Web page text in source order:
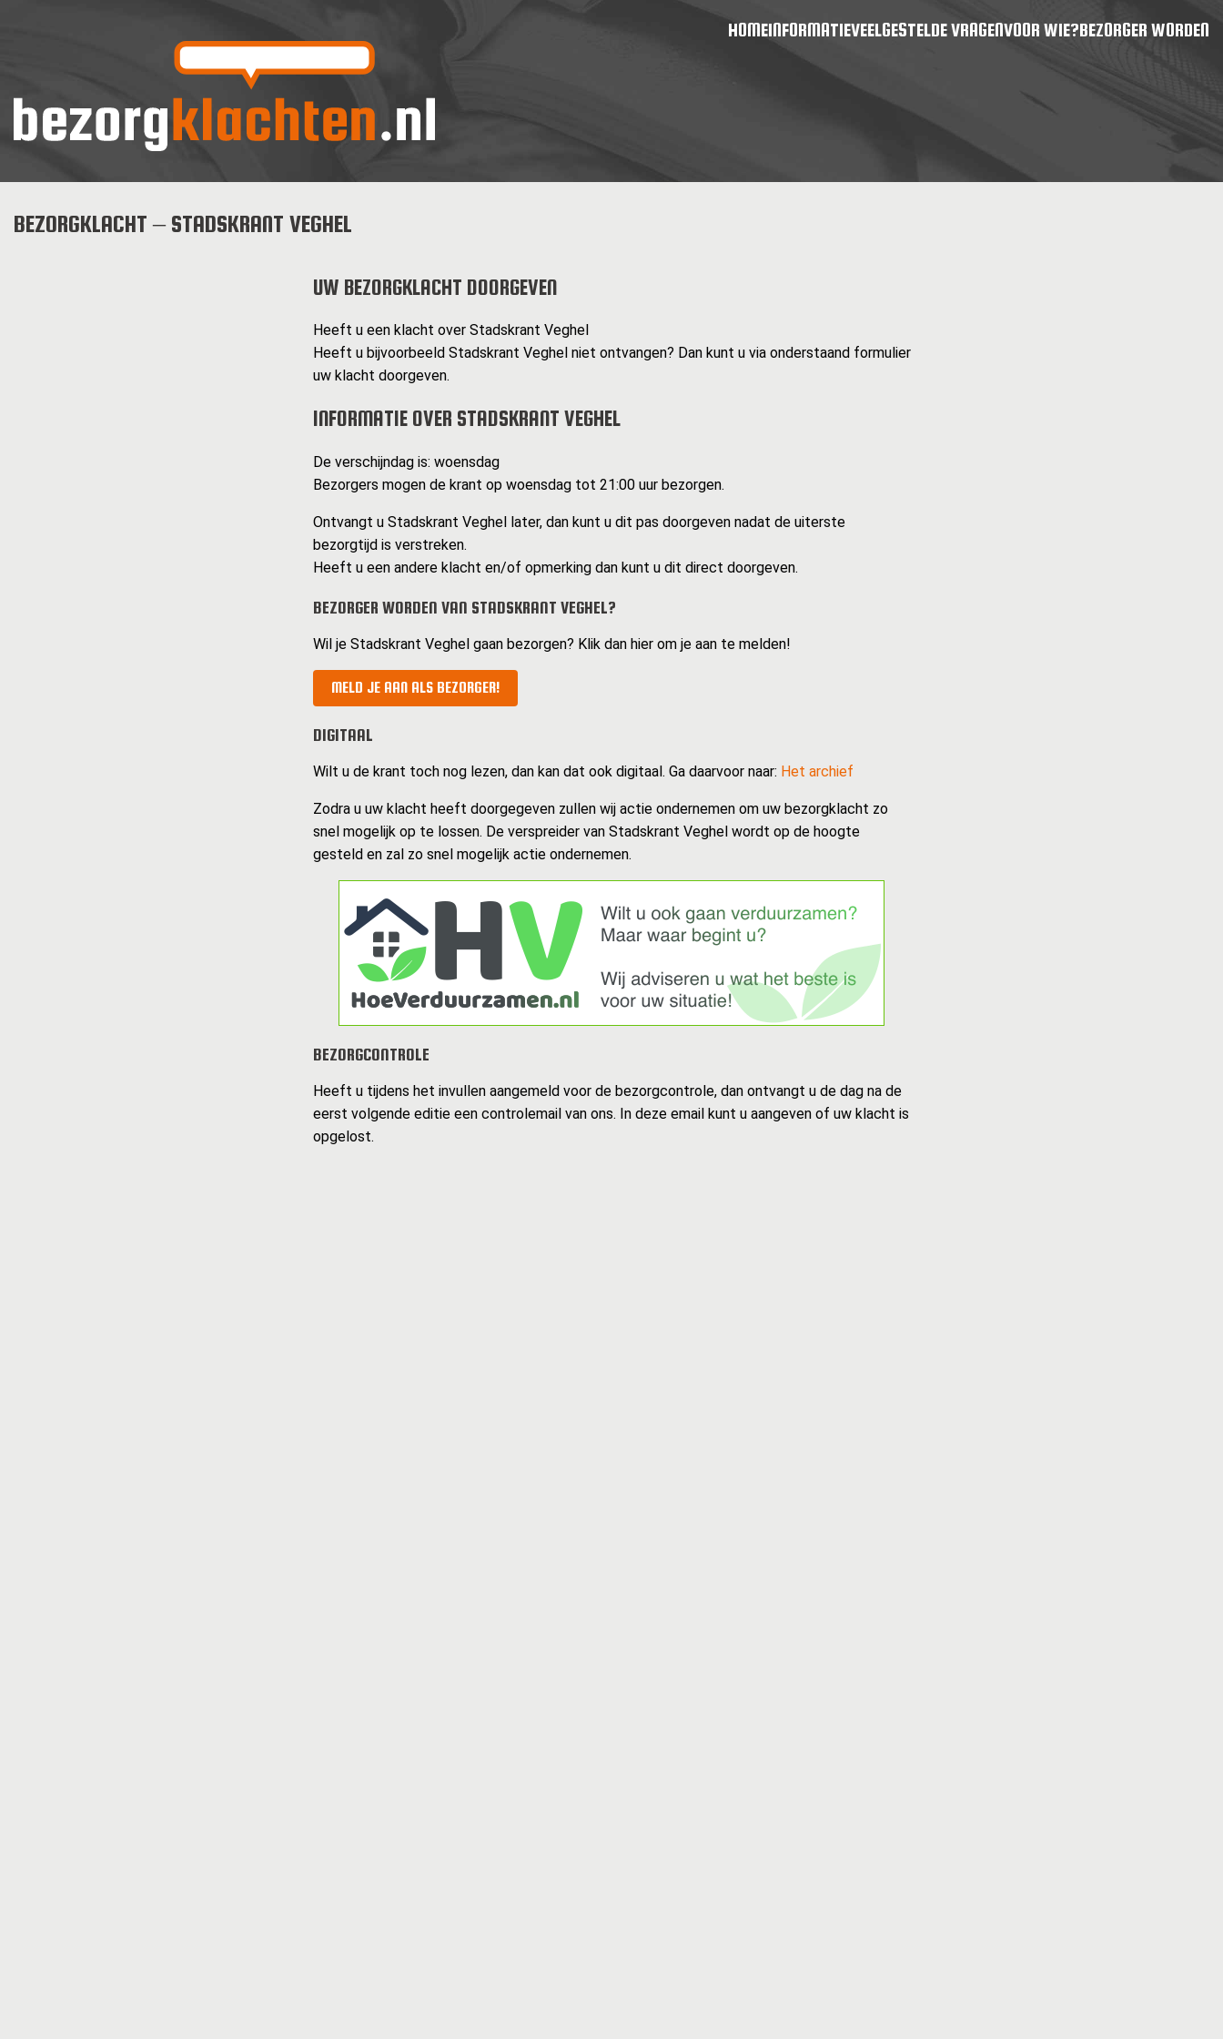
HOMEINFORMATIEVEELGESTELDE VRAGENVOOR WIE?BEZORGER WORDEN
BEZORGKLACHT – STADSKRANT VEGHEL
UW BEZORGKLACHT DOORGEVEN
Heeft u een klacht over Stadskrant Veghel
Heeft u bijvoorbeeld Stadskrant Veghel niet ontvangen? Dan kunt u via onderstaand formulier
uw klacht doorgeven.
INFORMATIE OVER STADSKRANT VEGHEL
De verschijndag is: woensdag
Bezorgers mogen de krant op woensdag tot 21:00 uur bezorgen.
Ontvangt u Stadskrant Veghel later, dan kunt u dit pas doorgeven nadat de uiterste
bezorgtijd is verstreken.
Heeft u een andere klacht en/of opmerking dan kunt u dit direct doorgeven.
BEZORGER WORDEN VAN STADSKRANT VEGHEL?
Wil je Stadskrant Veghel gaan bezorgen? Klik dan hier om je aan te melden!
MELD JE AAN ALS BEZORGER!
DIGITAAL
Wilt u de krant toch nog lezen, dan kan dat ook digitaal. Ga daarvoor naar: Het archief
Zodra u uw klacht heeft doorgegeven zullen wij actie ondernemen om uw bezorgklacht zo
snel mogelijk op te lossen. De verspreider van Stadskrant Veghel wordt op de hoogte
gesteld en zal zo snel mogelijk actie ondernemen.
BEZORGCONTROLE
Heeft u tijdens het invullen aangemeld voor de bezorgcontrole, dan ontvangt u de dag na de
eerst volgende editie een controlemail van ons. In deze email kunt u aangeven of uw klacht is
opgelost.